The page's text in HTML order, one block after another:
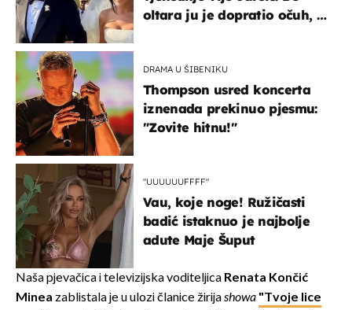
oltara ju je dopratio očuh, a
DRAMA U ŠIBENIKU
Thompson usred koncerta
iznenada prekinuo pjesmu:
"Zovite hitnu!"
"UUUUUUFFFF"
Vau, koje noge! Ružičasti
badić istaknuo je najbolje
adute Maje Šuput
Naša pjevačica i televizijska voditeljica Renata Končić
Minea zablistala je u ulozi članice žirijashowa "Tvoje lice